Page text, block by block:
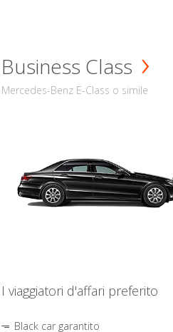
Business Class
Mercedes-Benz E-Class o simile
I viaggiatori d'affari preferito
Black car garantito